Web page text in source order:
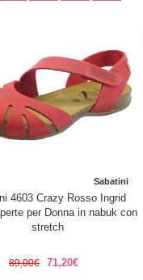
Sabatini
4603 Crazy Rosso Ingrid
per Donna in nabuk con
stretch
89,00€ 71,20€